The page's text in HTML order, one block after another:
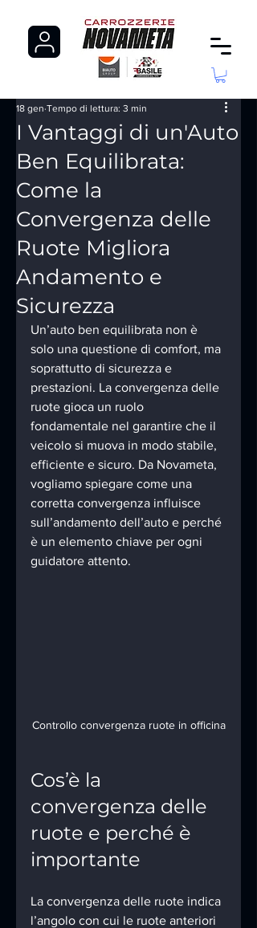
I Vantaggi di un'Auto
Ben Equilibrata:
Come la
Convergenza delle
Ruote Migliora
Andamento e
Sicurezza
18 gen Tempo di lettura: 3 min
Un’auto ben equilibrata non è
solo una questione di comfort, ma
soprattutto di sicurezza e
prestazioni. La convergenza delle
ruote gioca un ruolo
fondamentale nel garantire che il
veicolo si muova in modo stabile,
efficiente e sicuro. Da Novameta,
vogliamo spiegare come una
corretta convergenza influisce
sull’andamento dell’auto e perché
è un elemento chiave per ogni
guidatore attento.
Controllo convergenza ruote in officina
Cos’è la
convergenza delle
ruote e perché è
importante
La convergenza delle ruote indica
l’angolo con cui le ruote anteriori